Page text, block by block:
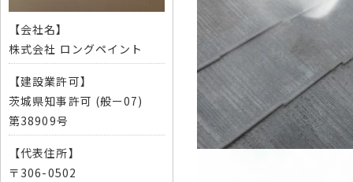
【会社名】
株式会社 ロングペイント
【建設業許可】
茨城県知事許可 (般ー07)
第38909号
【代表住所】
〒306-0502